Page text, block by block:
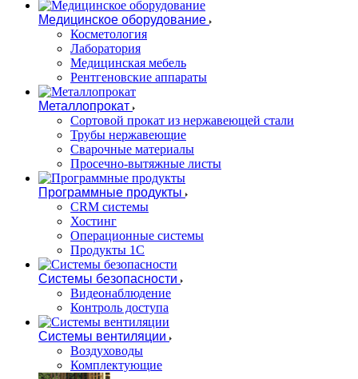
Медицинское оборудование
Косметология
Лаборатория
Медицинская мебель
Рентгеновские аппараты
Металлопрокат
Сортовой прокат из нержавеющей стали
Трубы нержавеющие
Сварочные материалы
Просечно-вытяжные листы
Программные продукты
CRM системы
Хостинг
Операционные системы
Продукты 1С
Системы безопасности
Видеонаблюдение
Контроль доступа
Системы вентиляции
Воздуховоды
Комплектующие